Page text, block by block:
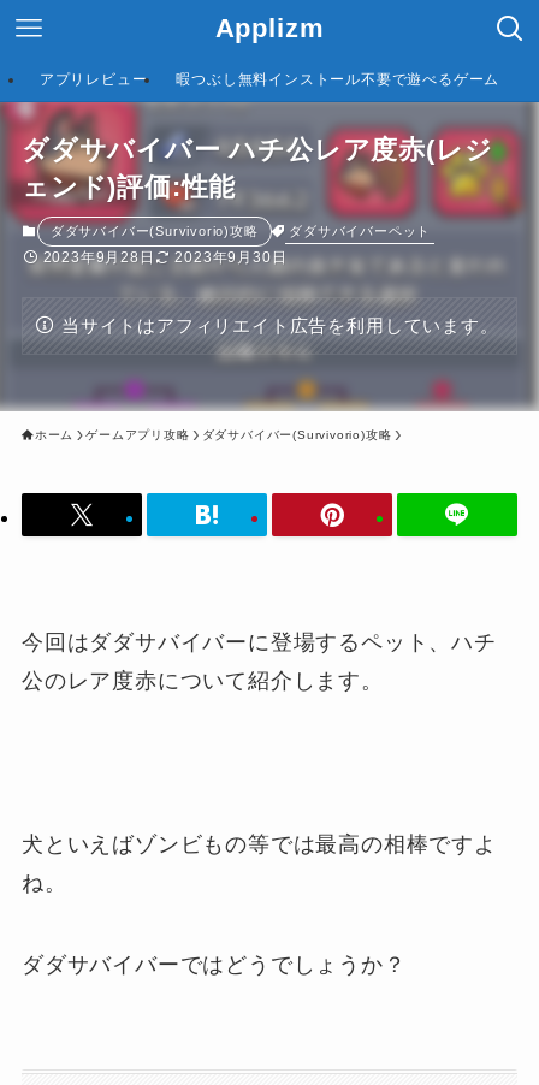
Applizm
アプリレビュー 暇つぶし無料インストール不要で遊べるゲーム
ダダサバイバー ハチ公レア度赤(レジ
ェンド)評価:性能
ダダサバイバー(Survivorio)攻略 ダダサバイバーペット
2023年9月28日 2023年9月30日
当サイトはアフィリエイト広告を利用しています。
ホーム ゲームアプリ攻略 ダダサバイバー(Survivorio)攻略
今回はダダサバイバーに登場するペット、ハチ
公のレア度赤について紹介します。
犬といえばゾンビもの等では最高の相棒ですよ
ね。
ダダサバイバーではどうでしょうか？